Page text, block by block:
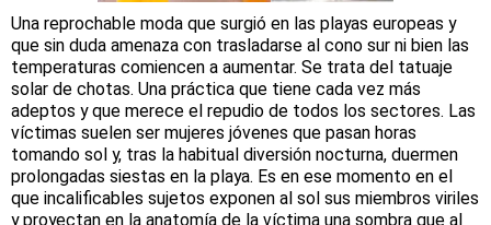
Una reprochable moda que surgió en las playas europeas y
que sin duda amenaza con trasladarse al cono sur ni bien las
temperaturas comiencen a aumentar. Se trata del tatuaje
solar de chotas. Una práctica que tiene cada vez más
adeptos y que merece el repudio de todos los sectores. Las
víctimas suelen ser mujeres jóvenes que pasan horas
tomando sol y, tras la habitual diversión nocturna, duermen
prolongadas siestas en la playa. Es en ese momento en el
que incalificables sujetos exponen al sol sus miembros viriles
y proyectan en la anatomía de la víctima una sombra que al